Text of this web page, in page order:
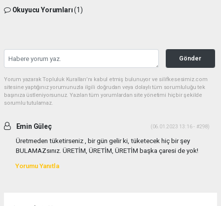
Okuyucu Yorumları(1)
Gönder
Yorum yazarak Topluluk Kuralları’nı kabul etmiş bulunuyor ve silifkesesimiz.com
sitesine yaptığınız yorumunuzla ilgili doğrudan veya dolaylı tüm sorumluluğu tek
başınıza üstleniyorsunuz. Yazılan tüm yorumlardan site yönetimi hiçbir şekilde
sorumlu tutulamaz.
Emin Güleç (06.01.2023 13:16 - #298)
Üretmeden tüketirseniz , bir gün gelir ki, tüketecek hiç bir şey
BULAMAZsınız. ÜRETİM, ÜRETİM, ÜRETİM başka çaresi de yok!
Yorumu Yanıtla